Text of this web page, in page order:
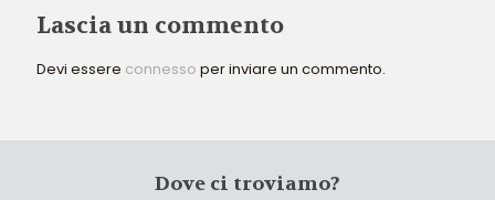
Lascia un commento
Devi essere connesso per inviare un commento.
Dove ci troviamo?